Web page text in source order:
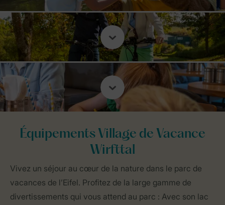
Équipements Village de Vacance
Wirfttal
Vivez un séjour au cœur de la nature dans le parc de
vacances de l’Eifel. Profitez de la large gamme de
divertissements qui vous attend au parc : Avec son lac